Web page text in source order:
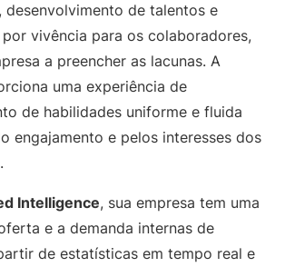
desenvolvimento de talentos e
vivência para os colaboradores,
a preencher as lacunas. A
uma experiência de
de habilidades uniforme e fluida
engajamento e pelos interesses dos
Intelligence, sua empresa tem uma
e a demanda internas de
de estatísticas em tempo real e